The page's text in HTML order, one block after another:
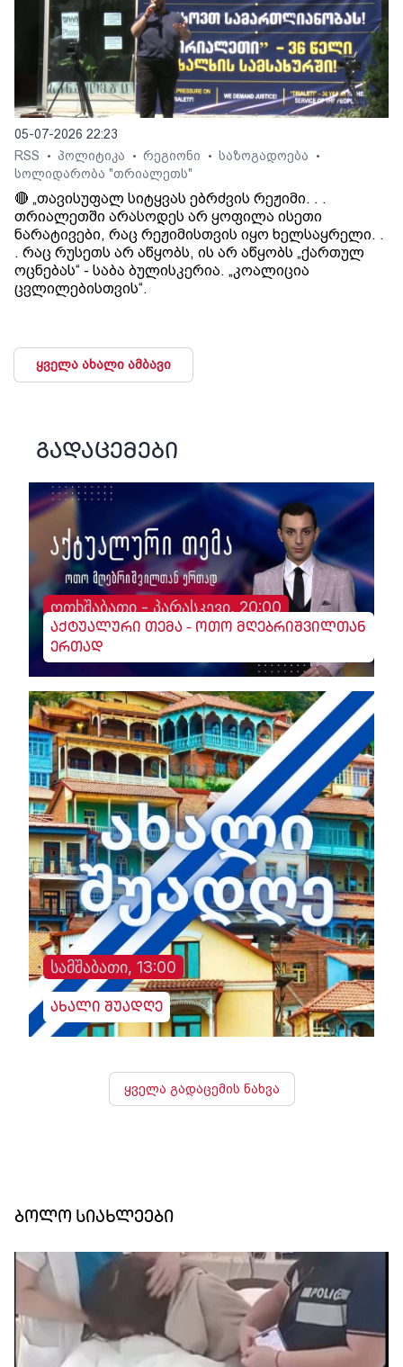
05-07-2026 22:23
RSS
• პოლიტიკა • რეგიონი • საზოგადოება •
სოლიდარობა "თრიალეთს"
🔴 „თავისუფალ სიტყვას ებრძვის რეჟიმი. . .
თრიალეთში არასოდეს არ ყოფილა ისეთი
ნარატივები, რაც რეჟიმისთვის იყო ხელსაყრელი. .
. რაც რუსეთს არ აწყობს, ის არ აწყობს „ქართულ
ოცნებას“ - საბა ბულისკერია. „კოალიცია
ცვლილებისთვის“.
ყველა ახალი ამბავი
გადაცემები
ოთხშაბათი - პარასკევი, 20:00
აქტუალური თემა - ოთო მღებრიშვილთან
ერთად
სამშაბათი, 13:00
ახალი შუადღე
ყველა გადაცემის ნახვა
ბოლო სიახლეები